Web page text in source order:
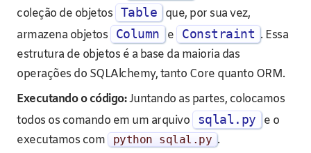
coleção de objetos Table
que, por sua vez,
armazena objetos
Column e Constraint . Essa
estrutura de objetos é a base da maioria das
operações do SQLAlchemy, tanto Core quanto ORM.
Executando o código:Juntando as partes, colocamos
todos os comando em um arquivo
sqlal.py
e o
executamos com
python sqlal . py .